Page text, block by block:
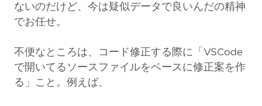
ないのだけど、今は疑似データで良いんだの精神
でお任せ。
不便なところは、コード修正する際に「VSCode
で開いてるソースファイルをベースに修正案を作
る」こと。例えば、